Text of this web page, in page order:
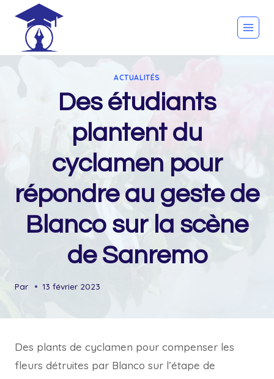
content
ACTUALITÉS
Des étudiants
plantent du
cyclamen pour
répondre au geste de
Blanco sur la scène
de Sanremo
Par 13 février 2023
Des plants de cyclamen pour compenser les
fleurs détruites par Blanco sur l’étape de